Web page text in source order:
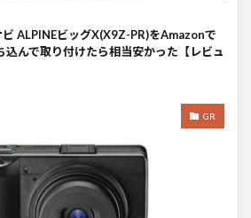
ALPINEビッグX(X9Z-PR)をAmazonで
込んで取り付けたら相当安かった【レビュ
GR